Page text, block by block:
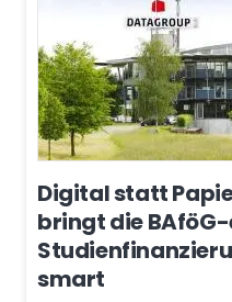
Digital statt
bringt die
smart